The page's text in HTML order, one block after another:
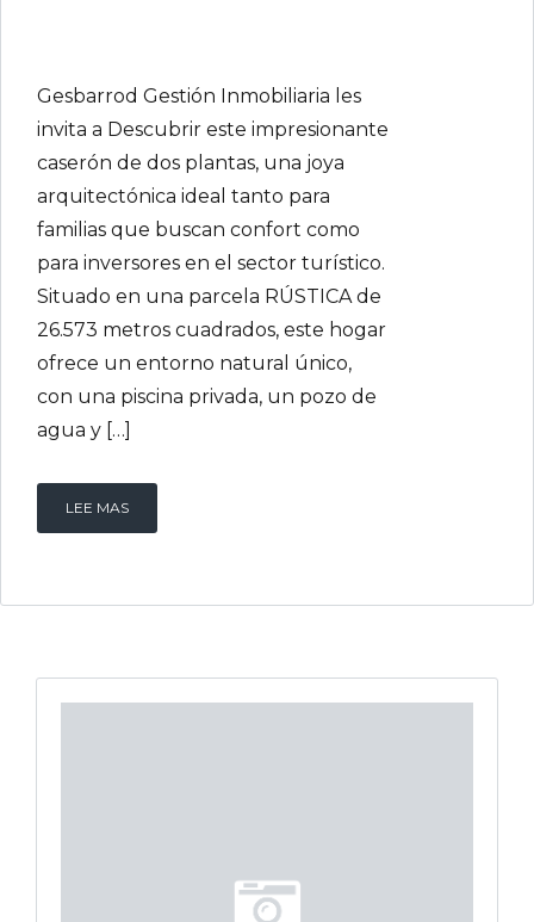
Gesbarrod Gestión Inmobiliaria les
invita a Descubrir este impresionante
caserón de dos plantas, una joya
arquitectónica ideal tanto para
familias que buscan confort como
para inversores en el sector turístico.
Situado en una parcela RÚSTICA de
26.573 metros cuadrados, este hogar
ofrece un entorno natural único,
con una piscina privada, un pozo de
agua y […]
LEE MAS